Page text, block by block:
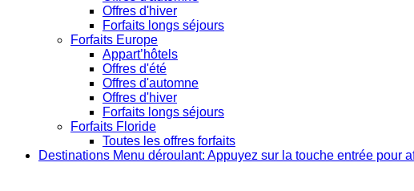
Offres d'hiver
Forfaits longs séjours
Forfaits Europe
Appart’hôtels
Offres d'été
Offres d'automne
Offres d'hiver
Forfaits longs séjours
Forfaits Floride
Toutes les offres forfaits
Destinations Menu déroulant: Appuyez sur la touche entrée pour